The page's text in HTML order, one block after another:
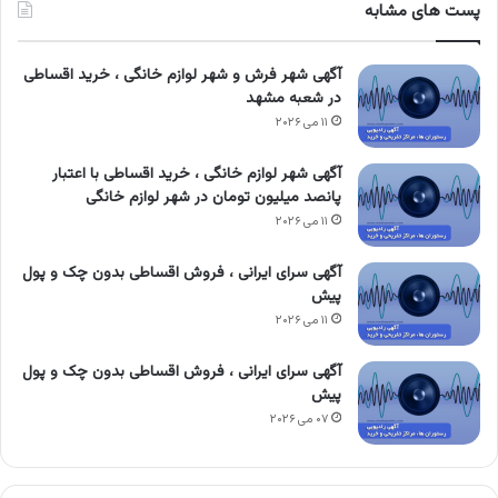
پست های مشابه
آگهی شهر فرش و شهر لوازم خانگی ، خرید اقساطی
در شعبه مشهد
۱۱ می ۲۰۲۶
آگهی شهر لوازم خانگی ، خرید اقساطی با اعتبار
پانصد میلیون تومان در شهر لوازم خانگی
۱۱ می ۲۰۲۶
آگهی سرای ایرانی ، فروش اقساطی بدون چک و پول
پیش
۱۱ می ۲۰۲۶
آگهی سرای ایرانی ، فروش اقساطی بدون چک و پول
پیش
۰۷ می ۲۰۲۶